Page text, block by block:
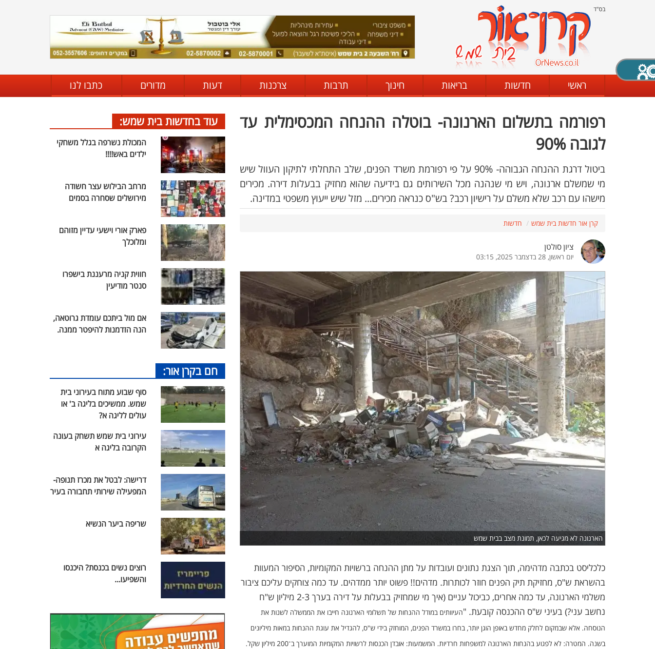
בס"ד
ראשי חדשות בריאות חינוך תרבות צרכנות דעות מדורים כתבו לנו
רפורמה בתשלום הארנונה- בוטלה ההנחה המכסימלית עד
לגובה 90%
ביטול דרגת ההנחה הגבוהה- 90% על פי רפורמת משרד הפנים, שלב התחלתי לתיקון העוול שיש
מי שמשלם ארנונה, ויש מי שנהנה מכל השירותים גם בידיעה שהוא מחזיק בבעלות דירה. מכירים
מישהו עם רכב שלא משלם על רישיון רכב? בש"ס כנראה מכירים... מזל שיש ייעוץ משפטי במדינה.
קרן אור חדשות בית שמש חדשות
ציון סולטן
יום ראשון, 28 בדצמבר 2025, 03:15
הארנונה לא מגיעה לכאן, תמונת מצב בבית שמש
כלכליסט בכתבה מדהימה, תוך הצגת נתונים ועובדות על מתן ההנחה ברשויות המקומיות, הסיפור המעוות
בהשראת ש"ס, מחזיקת תיק הפנים חוזר לכותרות. מדהים!! פשוט יותר ממדהים. עד כמה צוחקים עליכם ציבור
משלמי הארנונה, עד כמה אחרים, כביכול עניים (איך מי שמחזיק בבעלות על דירה בערך 2-3 מיליון ש"ח
נחשב עני?) בעיני ש"ס ההכנסה קובעת. "העיוותים במודל ההנחות של תשלומי הארנונה חייבו את הממשלה לשנות את
הנוסחה. אלא שבמקום לחלק מחדש באופן הוגן יותר, בחרו במשרד הפנים, המוחזק בידי ש"ס, להגדיל את עוגת ההנחות במאות מיליונים
בשנה. המטרה: לא לפגוע בהנחות הארנונה למשפחות חרדיות. המשמעות: אובדן הכנסות לרשויות המקומיות המוערך ב־200 מיליון שקל.
עוד בחדשות בית שמש:
המכולת נשרפה בגלל משחקי
ילדים באש!!!!
מרחב הבילוש עצר חשודה
מירושלים שסחרה בסמים
פארק אורי וישעי עדיין מזוהם
ומלוכלך
חווית קניה מרעננת בישפרו
סנטר מודיעין
אם מול ביתכם עומדת גרוטאה,
הנה הזדמנות להיפטר ממנה.
חם בקרן אור:
סוף שבוע מתוח בעירוני בית
שמש. ממשיכים בליגה ב' או
עולים לליגה א?
עירוני בית שמש תשחק בעונה
הקרובה בליגה א
דרישה: לבטל את מכרז תנופה-
המפעילה שירותי תחבורה בעיר
שריפה ביער הנשיא
רוצים נשים בכנסת? היכנסו
והשפיעו...
X סגירה
מצב שחור - לבן קביעת ניגודיות
כיבוי הבהובים התאמת קריאה